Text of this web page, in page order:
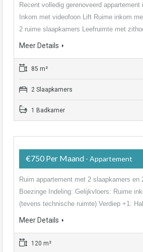
Recent volledig gerenoveerd appartement
Inkom met videofoon Lift Ruime inkom
2 ruime slaapkamers Leefruimte met
Meer Details
85 m²
2 Slaapkamers
1 Badkamer
€750 Per Maand - Appartement
Ruim appartement met 2 slaapkamers en
Boezinge Indeling: Gelijkvloers: Ruime
(tevens technische ruimte) Verdiep +1:
Meer Details
120 m²